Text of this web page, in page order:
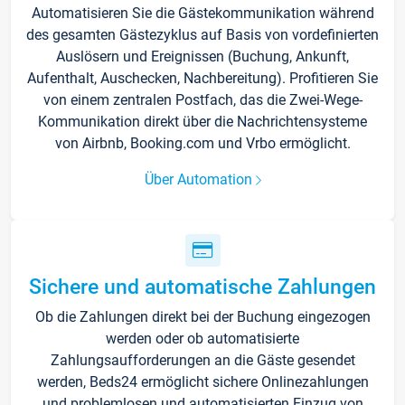
Automatisieren Sie die Gästekommunikation während
des gesamten Gästezyklus auf Basis von vordefinierten
Auslösern und Ereignissen (Buchung, Ankunft,
Aufenthalt, Auschecken, Nachbereitung). Profitieren Sie
von einem zentralen Postfach, das die Zwei-Wege-
Kommunikation direkt über die Nachrichtensysteme
von Airbnb, Booking.com und Vrbo ermöglicht.
Über Automation
Sichere und automatische Zahlungen
Ob die Zahlungen direkt bei der Buchung eingezogen
werden oder ob automatisierte
Zahlungsaufforderungen an die Gäste gesendet
werden, Beds24 ermöglicht sichere Onlinezahlungen